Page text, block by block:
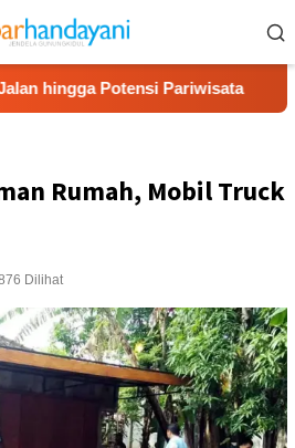
Pariwisata Film
Rumah, Mobil Truck
Dilihat